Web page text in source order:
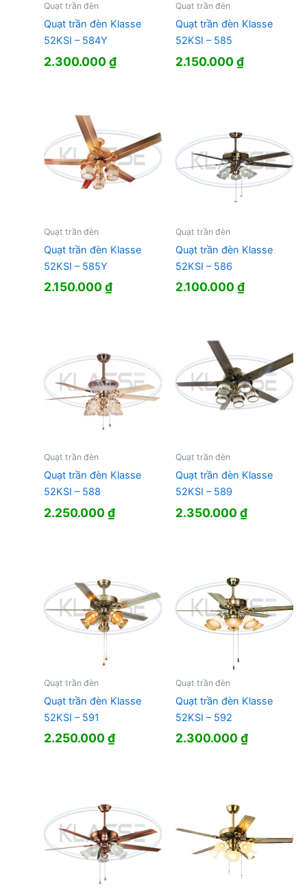
Quạt trần đèn
Quạt trần đèn Klasse
52KSI – 584Y
2.300.000₫
Quạt trần đèn
Quạt trần đèn Klasse
52KSI – 585
2.150.000₫
Quạt trần đèn
Quạt trần đèn Klasse
52KSI – 585Y
2.150.000₫
Quạt trần đèn
Quạt trần đèn Klasse
52KSI – 586
2.100.000₫
Quạt trần đèn
Quạt trần đèn Klasse
52KSI – 588
2.250.000₫
Quạt trần đèn
Quạt trần đèn Klasse
52KSI – 589
2.350.000₫
Quạt trần đèn
Quạt trần đèn Klasse
52KSI – 591
2.250.000₫
Quạt trần đèn
Quạt trần đèn Klasse
52KSI – 592
2.300.000₫